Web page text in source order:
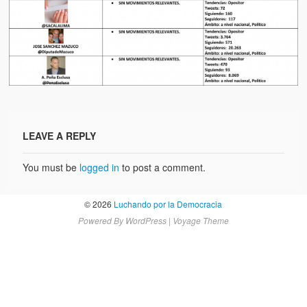
El Tipo y los Rojos en Los Teques (The Jerk and the Reds in
Teques)
Hablé con Chavistas (I spoke with chavistas)
Los niños de las calles de Venezuela (Children of the streets of
Puente Llaguno, Miraflores… ¿y Lina?
LEAVE A REPLY
You must be logged in to post a comment.
© 2026 Luchando por la Democracia
Powered By WordPress| Voyage Theme